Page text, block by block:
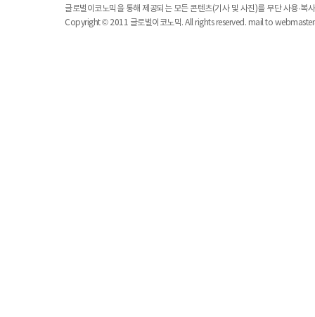
글로벌이코노믹을 통해 제공되는 모든 콘텐츠(기사 및 사진)를 무단 사용·복
Copyright © 2011 글로벌이코노믹. All rights reserved. mail to